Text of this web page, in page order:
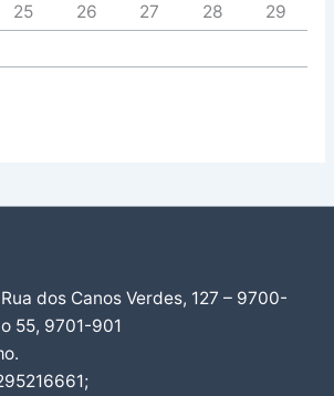
25 26 27 28
29
dos Canos Verdes, 127 – 9700-
55, 9701-901